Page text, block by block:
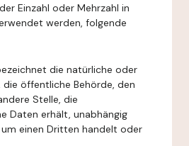
Einzahl oder Mehrzahl in
werden, folgende
die natürliche oder
die öffentliche Behörde, den
Stelle, die
Daten erhält, unabhängig
einen Dritten handelt oder